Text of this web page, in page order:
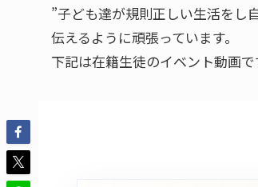
”子ども達が規則正しい生活をし
伝えるように頑張っています。
下記は在籍生徒のイベント動画で